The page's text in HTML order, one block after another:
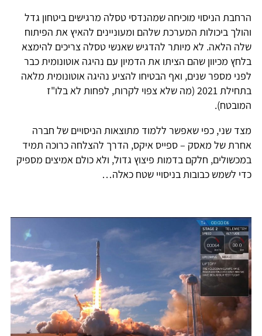
הרחבת הניסוי מוכיחה שמהנדסי טסלה מרגישים ביטחון גדל
והולך ביכולות המערכת שלהם ומעוניינים להאיץ את הפיתוח
שלה הלאה. לא מיותר להדגיש שאנשי טסלה צריכים להימצא
בלחץ מכיוון שהם הציתו את הדמיון עם נהיגה אוטונומית כבר
לפני מספר שנים, ואף הבטיחו להציע נהיגה אוטונומית מלאה
בתחילת 2021 (מה שלא צפוי לקרות, לפחות לא בלו"ז
המובטח).
מצד שני, כפי שאפשר ללמוד מתוצאות הניסויים של חברה
אחרת של מאסק – ספייס איקס, הדרך להצלחה כרוכה תמיד
במכשולים, חלקם בדמות פיצוץ גדול, ולא כולם אמיצים מספיק
כדי לשמש כבובות בניסויי שטח כאלה…